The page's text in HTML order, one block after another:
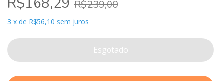
R$239,00
3 x de R$56,10 sem juros